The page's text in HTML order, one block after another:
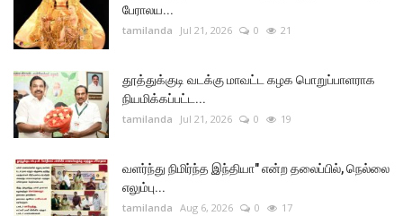
பேராலய...
tamilanda Jul 21, 2026 0 21
தூத்துக்குடி வடக்கு மாவட்ட கழக பொறுப்பாளராக
நியமிக்கப்பட்ட...
tamilanda Jul 21, 2026 0 19
வளர்ந்து நிமிர்ந்த இந்தியா" என்ற தலைப்பில், நெல்லை
எலும்பு...
tamilanda Aug 6, 2026 0 17